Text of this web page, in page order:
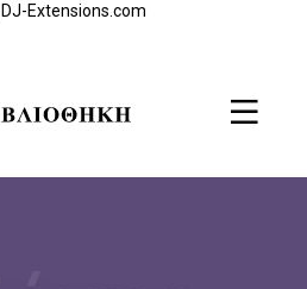
DJ-Extensions.com